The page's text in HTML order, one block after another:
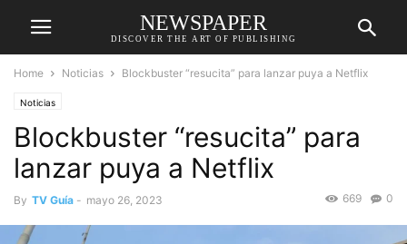
NEWSPAPER
DISCOVER THE ART OF PUBLISHING
Home Noticias Blockbuster “resucita” para lanzar puya a Netflix
Noticias
Blockbuster “resucita” para
lanzar puya a Netflix
By TV Guía - mayo 26, 2023 0
669